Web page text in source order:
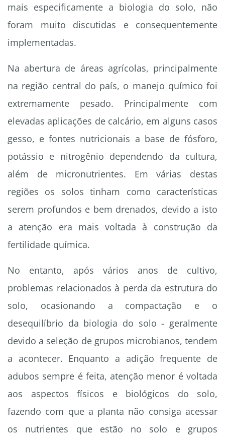
mais especificamente a biologia do solo, não
foram muito discutidas e consequentemente
implementadas.
Na abertura de áreas agrícolas, principalmente
na região central do país, o manejo químico foi
extremamente pesado. Principalmente com
elevadas aplicações de calcário, em alguns casos
gesso, e fontes nutricionais a base de fósforo,
potássio e nitrogênio dependendo da cultura,
além de micronutrientes. Em várias destas
regiões os solos tinham como características
serem profundos e bem drenados, devido a isto
a atenção era mais voltada à construção da
fertilidade química.
No entanto, após vários anos de cultivo,
problemas relacionados à perda da estrutura do
solo, ocasionando a compactação e o
desequilíbrio da biologia do solo - geralmente
devido a seleção de grupos microbianos, tendem
a acontecer. Enquanto a adição frequente de
adubos sempre é feita, atenção menor é voltada
aos aspectos físicos e biológicos do solo,
fazendo com que a planta não consiga acessar
os nutrientes que estão no solo e grupos